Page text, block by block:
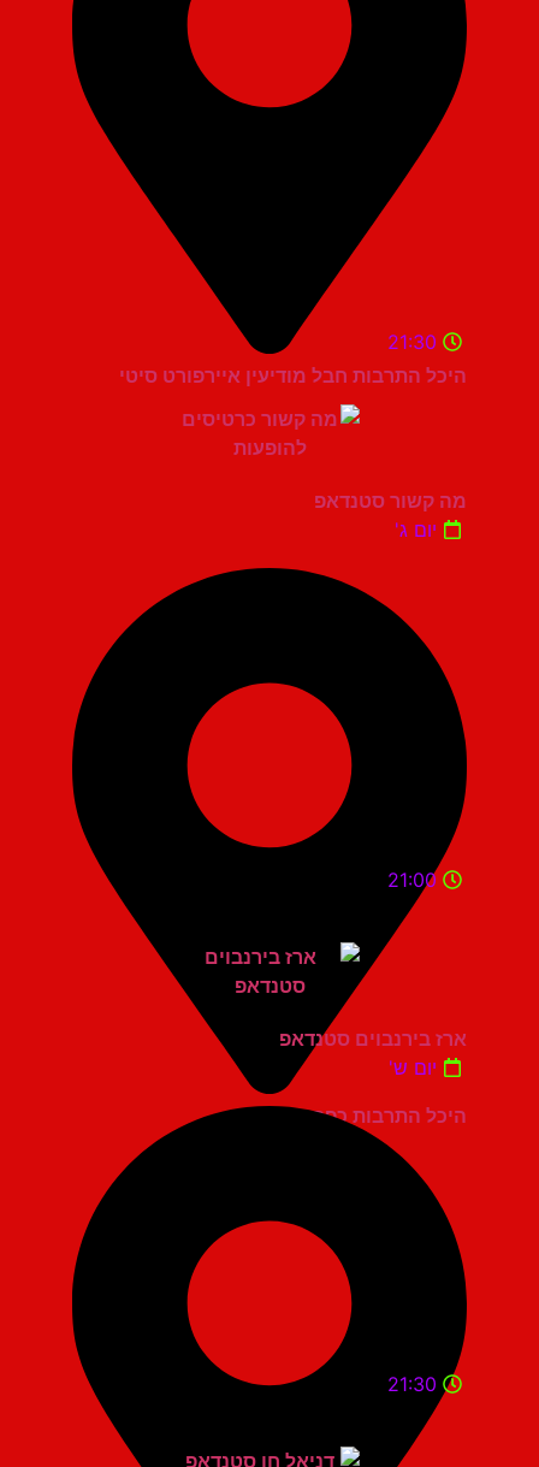
היכל התרבות חבל מודיעין איירפורט סיטי
21:30
מה קשור סטנדאפ
יום ג'
היכל התרבות כפר סבא
21:00
ארז בירנבוים סטנדאפ
יום ש'
21:30